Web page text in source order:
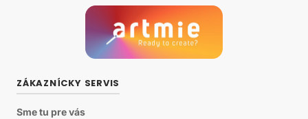
ZÁKAZNÍCKY SERVIS
Sme tu pre vás